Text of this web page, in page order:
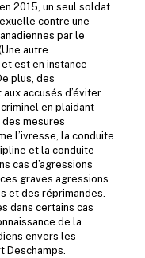
2015, un seul soldat
contre une
par le
autre
est en instance
plus, des
accusés d’éviter
en plaidant
mesures
l’ivresse, la conduite
et la conduite
cas d’agressions
graves agressions
et des réprimandes.
dans certains cas
de la
envers les
Deschamps.